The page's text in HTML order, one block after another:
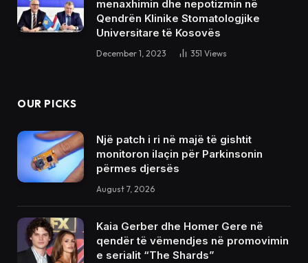
menaxhimin dhe nepotizmin në
Qendrën Klinike Stomatologjike
Universitare të Kosovës
December 1, 2023 351 Views
OUR PICKS
Një patch i ri në majë të gishtit
monitoron ilaçin për Parkinsonin
përmes djersës
August 7, 2026
Kaia Gerber dhe Homer Gere në
qendër të vëmendjes në promovimin
e serialit “The Shards”